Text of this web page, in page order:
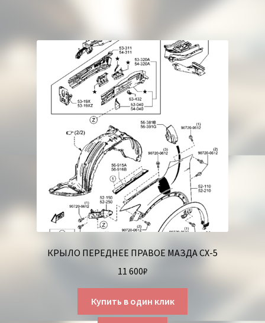
КРЫЛО ПЕРЕДНЕЕ ПРАВОЕ МАЗДА СХ-5
11 600₽
Купить в один клик